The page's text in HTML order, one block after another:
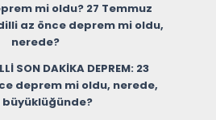
mi oldu? 27 Temmuz
az önce deprem mi oldu,
nerede?
SON DAKİKA DEPREM: 23
deprem mi oldu, nerede,
büyüklüğünde?